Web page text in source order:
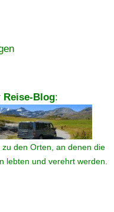
Reise-Blog:
zu den Orten, an denen die
lebten und verehrt werden.